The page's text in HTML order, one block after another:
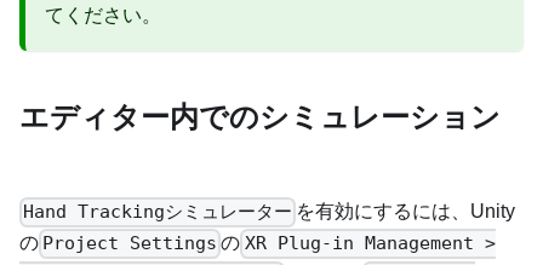
てください。
エディター内でのシミュレーション
Hand Trackingシミュレーター を有効にするには、Unity
の Project Settings の XR Plug-in Management >